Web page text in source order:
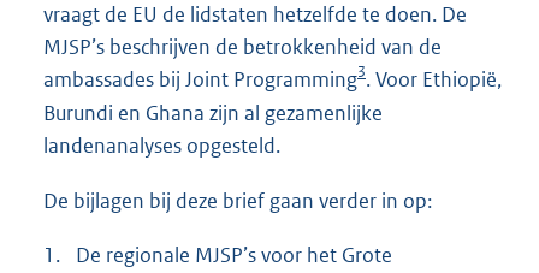
vraagt de EU de lidstaten hetzelfde te doen. De
MJSP’s beschrijven de betrokkenheid van de
ambassades bij Joint Programming3. Voor Ethiopië,
Burundi en Ghana zijn al gezamenlijke
landenanalyses opgesteld.
De bijlagen bij deze brief gaan verder in op:
1.
De regionale MJSP’s voor het Grote